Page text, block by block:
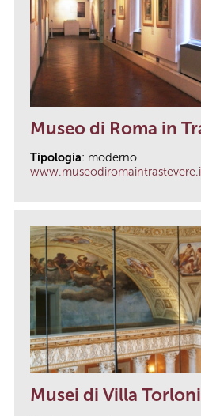
Museo di Roma in
Tipologia: moderno
Musei di Villa